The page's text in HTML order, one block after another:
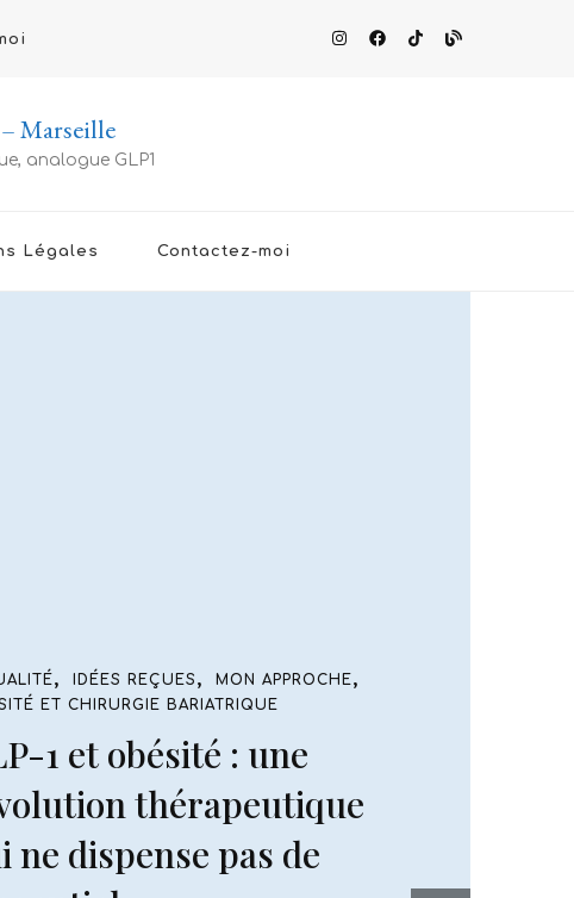
Marseille
analogue GLP1
Légales Contactez-moi
MON APPROCHE
spécialisée en
en charge de l’obésité